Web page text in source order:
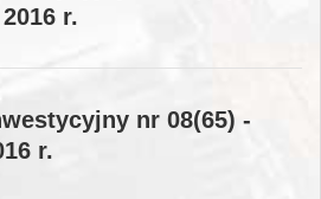
r.
nr 08(65) -
r.